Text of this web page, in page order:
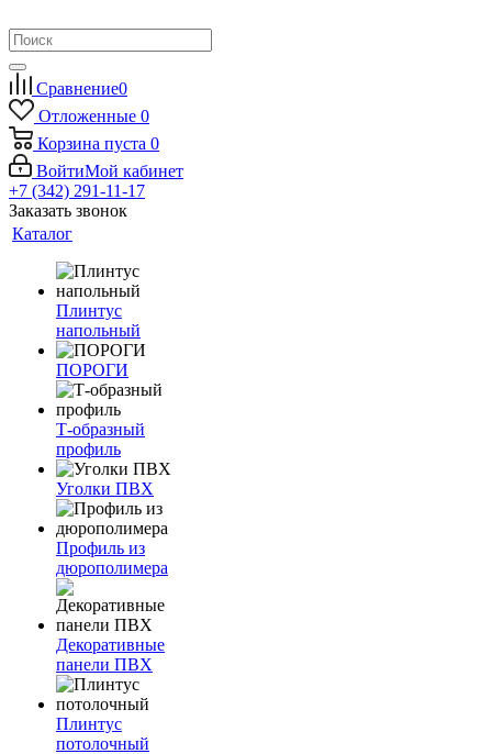
Сравнение0
Отложенные 0
Корзина пуста 0
ВойтиМой кабинет
+7 (342) 291-11-17
Заказать звонок
Каталог
Плинтус
напольный
ПОРОГИ
Т-образный
профиль
Уголки ПВХ
Профиль из
дюрополимера
Декоративные
панели ПВХ
Плинтус
потолочный